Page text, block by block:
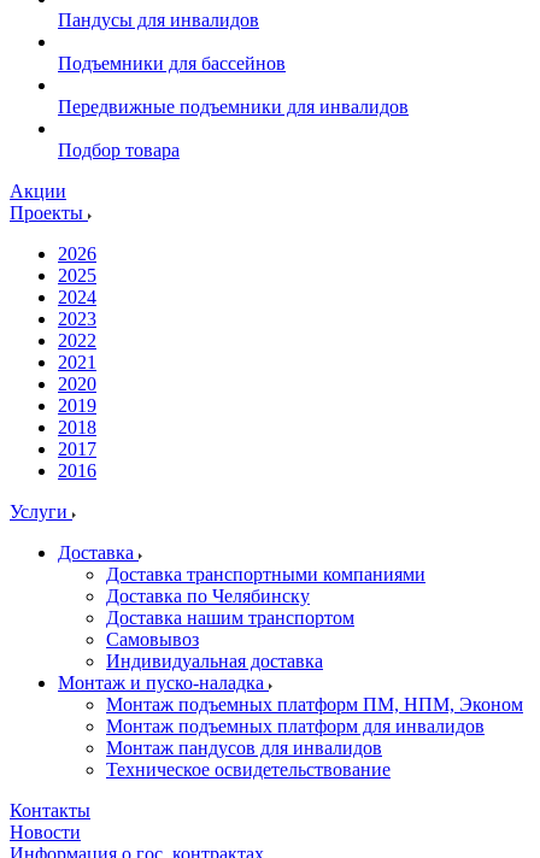
Пандусы для инвалидов
Подъемники для бассейнов
Передвижные подъемники для инвалидов
Подбор товара
Акции
Проекты
2026
2025
2024
2023
2022
2021
2020
2019
2018
2017
2016
Услуги
Доставка
Доставка транспортными компаниями
Доставка по Челябинску
Доставка нашим транспортом
Самовывоз
Индивидуальная доставка
Монтаж и пуско-наладка
Монтаж подъемных платформ ПМ, НПМ, Эконом
Монтаж подъемных платформ для инвалидов
Монтаж пандусов для инвалидов
Техническое освидетельствование
Контакты
Новости
Информация о гос. контрактах